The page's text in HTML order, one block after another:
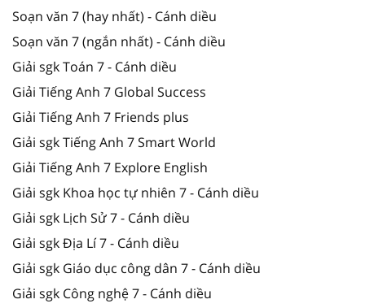
Soạn văn 7 (hay nhất) - Cánh diều
Soạn văn 7 (ngắn nhất) - Cánh diều
Giải sgk Toán 7 - Cánh diều
Giải Tiếng Anh 7 Global Success
Giải Tiếng Anh 7 Friends plus
Giải sgk Tiếng Anh 7 Smart World
Giải Tiếng Anh 7 Explore English
Giải sgk Khoa học tự nhiên 7 - Cánh diều
Giải sgk Lịch Sử 7 - Cánh diều
Giải sgk Địa Lí 7 - Cánh diều
Giải sgk Giáo dục công dân 7 - Cánh diều
Giải sgk Công nghệ 7 - Cánh diều